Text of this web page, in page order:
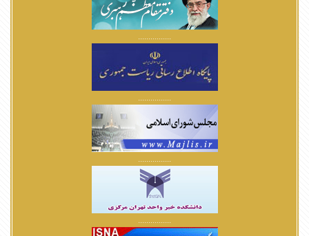
................
................
................
................